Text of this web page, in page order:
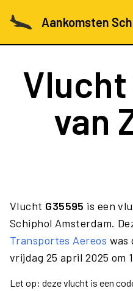
Aankomsten
Vlucht
van
Vlucht G35595 is een
Schiphol Amsterdam.
Transportes Aereos was
vrijdag 25 april 2025 om
Let op: deze vlucht is een